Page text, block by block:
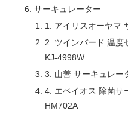
サーキュレーター
1. アイリスオーヤマ
2. ツインバード 温度
KJ-4998W
3. 山善 サーキュレー
4. エペイオス 除菌サ
HM702A